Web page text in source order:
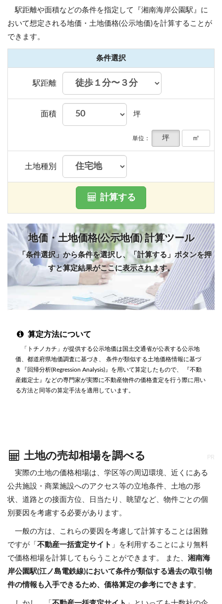
駅距離や面積などの条件を指定して『湘南海岸公園駅』に
おいて想定される地価・土地価格(公示地価)を計算することが
できます。
条件選択
駅距離
面積 坪
単位： 坪 ㎡
土地種別
計算する
地価・土地価格(公示地価) 計算ツール
「条件選択」から条件を選択し、「計算する」ボタンを押
すと算定結果がここに表示されます。
算定方法について
「トチノカチ」が提供する公示地価は国土交通省が公表する公示地
価、都道府県地価調査に基づき、 条件が類似する土地価格情報に基づ
き『回帰分析(Regression Analysis)』を用いて算定したもので、 『不動
産鑑定士』などの専門家が実際に不動産物件の価格査定を行う際に用い
る方法と同等の算定手法を適用しています。
土地の売却相場を調べる PR
実際の土地の価格相場は、学区等の周辺環境、近くにある
公共施設・商業施設へのアクセス等の立地条件、土地の形
状、道路との接面方位、日当たり、眺望など、物件ごとの個
別要因を考慮する必要があります。
一般の方は、これらの要因を考慮して計算することは困難
ですが「 不動産一括査定サイト 」を利用することにより無料
で価格相場を計算してもらうことができます。 また、 湘南海
岸公園駅(江ノ島電鉄線)において条件が類似する過去の取引物
件の情報も入手できるため、価格算定の参考にできます。